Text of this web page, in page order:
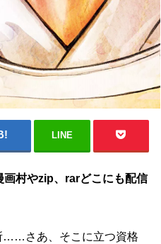
LINE
画村やzip、rarどこにも配信
……さあ、そこに立つ資格